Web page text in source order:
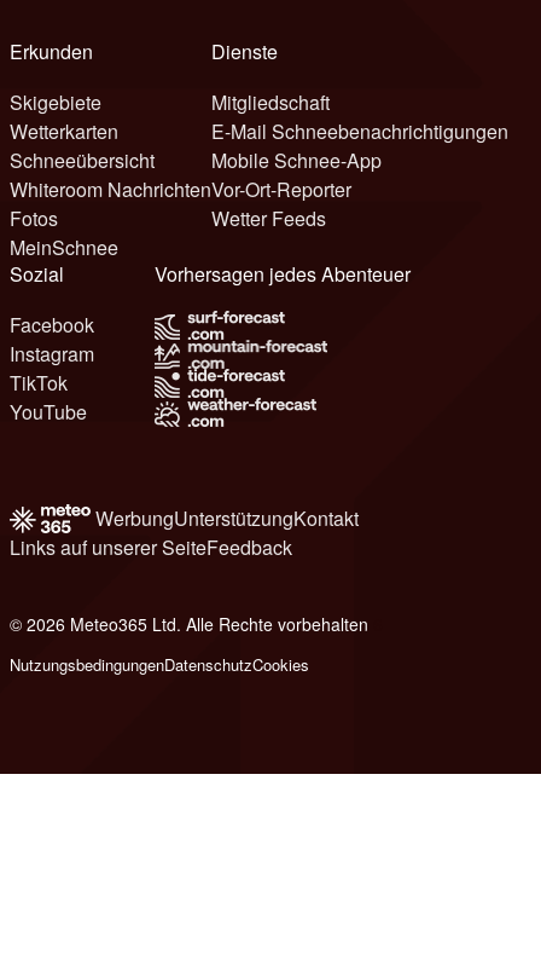
Erkunden
Skigebiete
Wetterkarten
Schneeübersicht
Whiteroom Nachrichten
Fotos
MeinSchnee
Dienste
Mitgliedschaft
E-Mail Schneebenachrichtigungen
Mobile Schnee-App
Vor-Ort-Reporter
Wetter Feeds
Sozial
Facebook
Instagram
TikTok
YouTube
Vorhersagen jedes Abenteuer
WerbungUnterstützungKontakt
Links auf unserer SeiteFeedback
© 2026 Meteo365 Ltd. Alle Rechte vorbehalten
NutzungsbedingungenDatenschutzCookies